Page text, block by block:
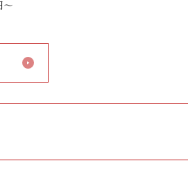
～
円～
22,000円～
間外労働分は1分単位で追加支給します。